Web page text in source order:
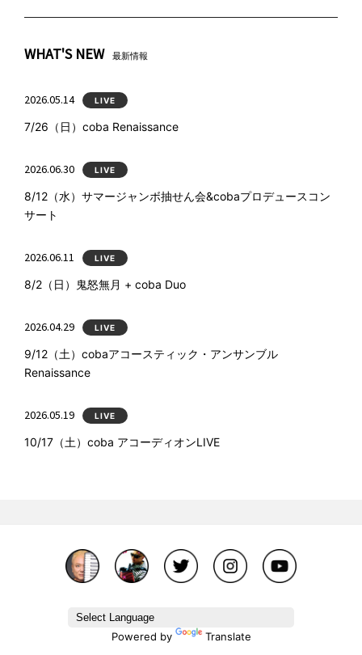
WHAT'S NEW 最新情報
2026.05.14 LIVE
7/26（日）coba Renaissance
2026.06.30 LIVE
8/12（水）サマージャンボ抽せん会&cobaプロデュースコン
サート
2026.06.11 LIVE
8/2（日）鬼怒無月 + coba Duo
2026.04.29 LIVE
9/12（土）cobaアコースティック・アンサンブル
Renaissance
2026.05.19 LIVE
10/17（土）coba アコーディオンLIVE
Powered by Translate